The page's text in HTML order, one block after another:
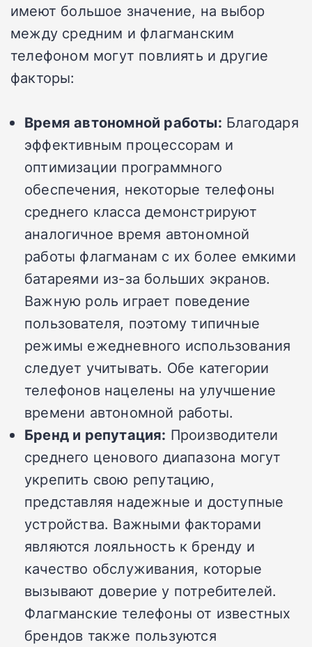
имеют большое значение, на выбор
между средним и флагманским
телефоном могут повлиять и другие
факторы:
Время автономной работы: Благодаря
эффективным процессорам и
оптимизации программного
обеспечения, некоторые телефоны
среднего класса демонстрируют
аналогичное время автономной
работы флагманам с их более емкими
батареями из-за больших экранов.
Важную роль играет поведение
пользователя, поэтому типичные
режимы ежедневного использования
следует учитывать. Обе категории
телефонов нацелены на улучшение
времени автономной работы.
Бренд и репутация: Производители
среднего ценового диапазона могут
укрепить свою репутацию,
представляя надежные и доступные
устройства. Важными факторами
являются лояльность к бренду и
качество обслуживания, которые
вызывают доверие у потребителей.
Флагманские телефоны от известных
брендов также пользуются